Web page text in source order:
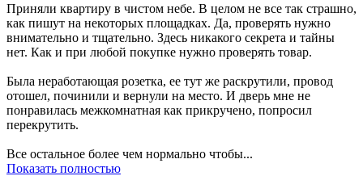
Приняли квартиру в чистом небе. В целом не все так страшно,
как пишут на некоторых площадках. Да, проверять нужно
внимательно и тщательно. Здесь никакого секрета и тайны
нет. Как и при любой покупке нужно проверять товар.
Была неработающая розетка, ее тут же раскрутили, провод
отошел, починили и вернули на место. И дверь мне не
понравилась межкомнатная как прикручено, попросил
перекрутить.
Все остальное более чем нормально чтобы...
Показать полностью